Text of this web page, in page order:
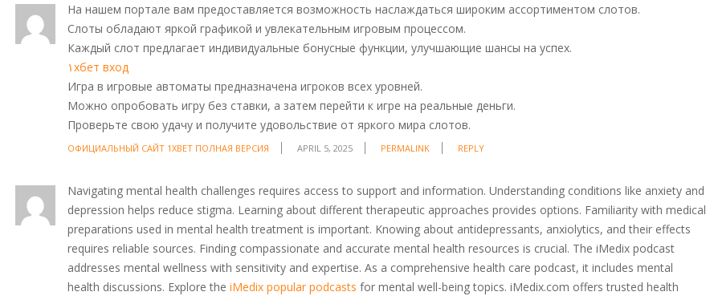
На нашем портале вам предоставляется возможность наслаждаться широким ассортиментом слотов.
Слоты обладают яркой графикой и увлекательным игровым процессом.
Каждый слот предлагает индивидуальные бонусные функции, улучшающие шансы на успех.
۱хбет вход
Игра в игровые автоматы предназначена игроков всех уровней.
Можно опробовать игру без ставки, а затем перейти к игре на реальные деньги.
Проверьте свою удачу и получите удовольствие от яркого мира слотов.
ОФИЦИАЛЬНЫЙ САЙТ 1XBET ПОЛНАЯ ВЕРСИЯ APRIL 5, 2025 PERMALINK REPLY
Navigating mental health challenges requires access to support and information. Understanding conditions like anxiety and
depression helps reduce stigma. Learning about different therapeutic approaches provides options. Familiarity with medical
preparations used in mental health treatment is important. Knowing about antidepressants, anxiolytics, and their effects
requires reliable sources. Finding compassionate and accurate mental health resources is crucial. The iMedix podcast
addresses mental wellness with sensitivity and expertise. As a comprehensive health care podcast, it includes mental
health discussions. Explore the iMedix popular podcasts for mental well-being topics. iMedix.com offers trusted health